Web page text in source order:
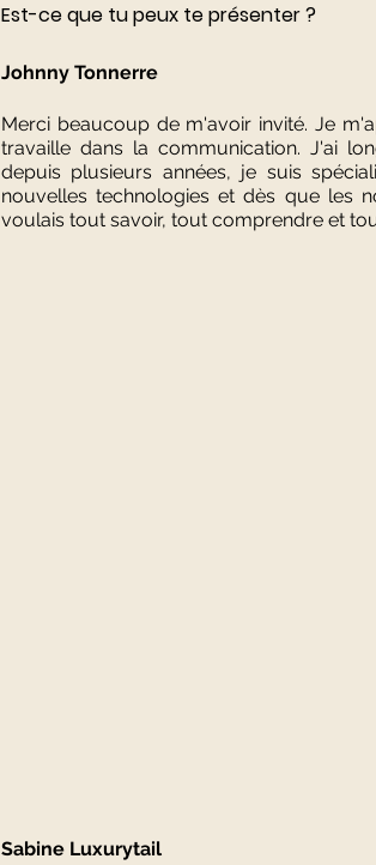
Est-ce que tu peux te présenter ?
Johnny Tonnerre
Merci beaucoup de m'avoir invité. Je
travaille dans la communication. J'ai
depuis plusieurs années, je suis
nouvelles technologies et dès que les
voulais tout savoir, tout comprendre et
Sabine Luxurytail